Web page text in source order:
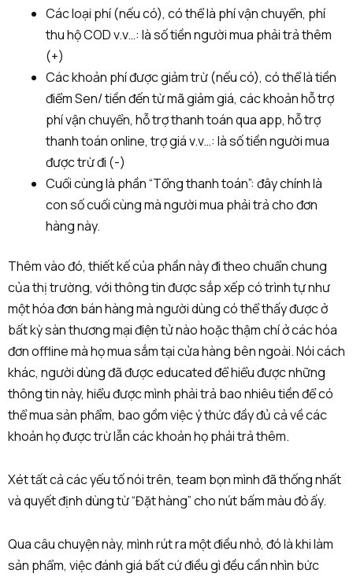
Các loại phí (nếu có), có thể là phí vận chuyển, phí
thu hộ COD v.v…: là số tiền người mua phải trả thêm
(+)
Các khoản phí được giảm trừ (nếu có), có thể là tiền
điểm Sen/ tiền đến từ mã giảm giá, các khoản hỗ trợ
phí vận chuyển, hỗ trợ thanh toán qua app, hỗ trợ
thanh toán online, trợ giá v.v…: là số tiền người mua
được trừ đi (-)
Cuối cùng là phần “Tổng thanh toán”: đây chính là
con số cuối cùng mà người mua phải trả cho đơn
hàng này.
Thêm vào đó, thiết kế của phần này đi theo chuẩn chung
của thị trường, với thông tin được sắp xếp có trình tự như
một hóa đơn bán hàng mà người dùng có thể thấy được ở
bất kỳ sàn thương mại điện tử nào hoặc thậm chí ở các hóa
đơn offline mà họ mua sắm tại cửa hàng bên ngoài. Nói cách
khác, người dùng đã được educated để hiểu được những
thông tin này, hiểu được mình phải trả bao nhiêu tiền để có
thể mua sản phẩm, bao gồm việc ý thức đầy đủ cả về các
khoản họ được trừ lẫn các khoản họ phải trả thêm.
Xét tất cả các yếu tố nói trên, team bọn mình đã thống nhất
và quyết định dùng từ “Đặt hàng” cho nút bấm màu đỏ ấy.
Qua câu chuyện này, mình rút ra một điều nhỏ, đó là khi làm
sản phẩm, việc đánh giá bất cứ điều gì đều cần nhìn bức